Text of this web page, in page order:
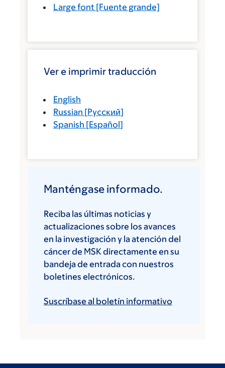
Large font [Fuente grande]
Ver e imprimir traducción
English
Russian [Русский]
Spanish [Español]
Manténgase informado.
Reciba las últimas noticias y
actualizaciones sobre los avances
en la investigación y la atención del
cáncer de MSK directamente en su
bandeja de entrada con nuestros
boletines electrónicos.
Suscríbase al boletín informativo